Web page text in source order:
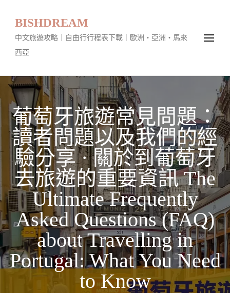
BISHDREAM
中文旅遊攻略｜自由行行程表下載｜歐洲・亞洲・馬來
西亞
葡萄牙旅遊常見問題：
讀者問題以及我們的經
驗分享 · 關於到葡萄牙
去旅遊的重要資訊 The
Ultimate Frequently
Asked Questions (FAQ)
about Travelling in
Portugal: What You Need
to Know